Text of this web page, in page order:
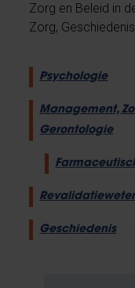
Zorg en Beleid in
Zorg,
Psychologie
Management,
Gerontologie
Geschiedenis